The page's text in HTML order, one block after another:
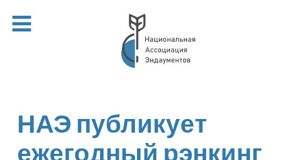
НАЭ публикует
ежегодный рэнкинг